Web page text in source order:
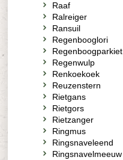
Raaf
Ralreiger
Ransuil
Regenbooglori
Regenboogparkiet
Regenwulp
Renkoekoek
Reuzenstern
Rietgans
Rietgors
Rietzanger
Ringmus
Ringsnaveleend
Ringsnavelmeeuw